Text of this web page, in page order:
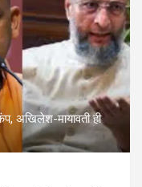
अखिलेश-मायावती ही